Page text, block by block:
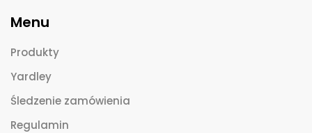
Menu
Produkty
Yardley
Śledzenie zamówienia
Regulamin